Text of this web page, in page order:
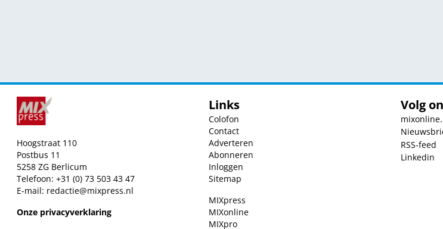
Hoogstraat 110
Postbus 11
5258 ZG Berlicum
Telefoon: +31 (0) 73 503 43 47
E-mail: redactie@mixpress.nl
Onze privacyverklaring
Links
Colofon
Contact
Adverteren
Abonneren
Inloggen
Sitemap
MIXpress
MIXonline
MIXpro
Volg
RSS-feed
Linkedin